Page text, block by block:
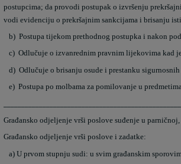
postupcima; da provodi postupak o izvršenju
vodi evidenciju o prekršajnim sankcijama i brisanju
Postupa tijekom prethodnog postupka i nakon
Odlučuje o izvanrednim pravnim lijekovima kad
Odlučuje o brisanju osude i prestanku
Postupa po molbama za pomilovanje u
Građansko odjeljenje vrši poslove suđenje u
Građansko odjeljenje vrši poslove i zadatke:
U prvom stupnju sudi: u svim građanskim